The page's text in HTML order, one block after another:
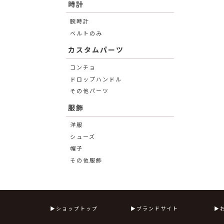
時計
腕時計
ベルトのみ
カスタムパーツ
コンチョ
ドロップハンドル
その他パーツ
服飾
洋服
シューズ
帽子
その他服飾
ショップトップ ブランドサイト